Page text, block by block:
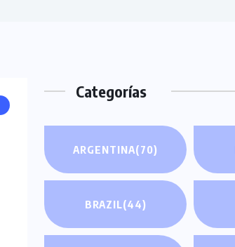
Categorías
ARGENTINA(70)
BRAZIL(44)